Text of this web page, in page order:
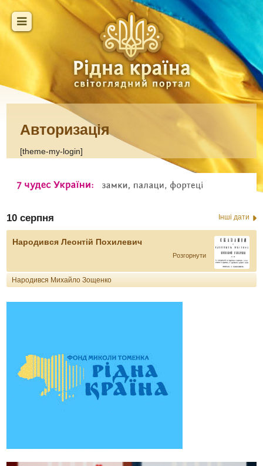
Авторизація
[theme-my-login]
10 серпня Інші дати
Народився Леонтій Похилевич
Розгорнути
Народився Михайло Зощенко